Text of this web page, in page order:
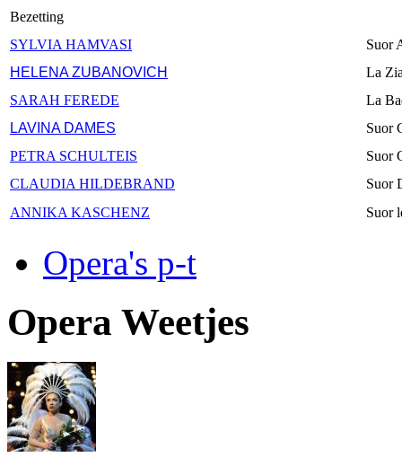
Bezetting
SYLVIA HAMVASI
Suor
HELENA ZUBANOVICH
La
SARAH FEREDE
La
LAVINA DAMES
Suor
PETRA SCHULTEIS
Suor
CLAUDIA HILDEBRAND
Suor
ANNIKA KASCHENZ
Suor
Opera's p-t
Opera Weetjes